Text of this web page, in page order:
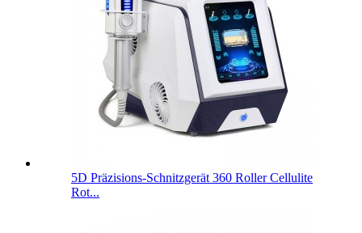
5D Präzisions-Schnitzgerät 360 Roller Cellulite
Rot...